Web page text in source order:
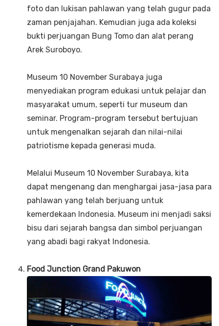
foto dan lukisan pahlawan yang telah gugur pada
zaman penjajahan. Kemudian juga ada koleksi
bukti perjuangan Bung Tomo dan alat perang
Arek Suroboyo.
Museum 10 November Surabaya juga
menyediakan program edukasi untuk pelajar dan
masyarakat umum, seperti tur museum dan
seminar. Program-program tersebut bertujuan
untuk mengenalkan sejarah dan nilai-nilai
patriotisme kepada generasi muda.
Melalui Museum 10 November Surabaya, kita
dapat mengenang dan menghargai jasa-jasa para
pahlawan yang telah berjuang untuk
kemerdekaan Indonesia. Museum ini menjadi saksi
bisu dari sejarah bangsa dan simbol perjuangan
yang abadi bagi rakyat Indonesia.
Food Junction Grand Pakuwon